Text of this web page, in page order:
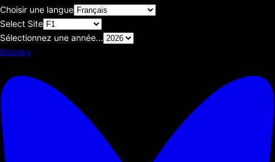
Choisir une langue
Select Site
Sélectionnez une année...
Bluesky